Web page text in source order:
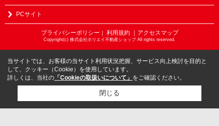
PCサイト
プライバシーポリシー 利用規約 ｜アクセスマップ
Copyright(c) 株式会社ホリエイ不動産ショップ All rights reserved.
当サイトでは、お客様の当サイト利用状況把握、サービス向上検討を目的と
して、クッキー（Cookie）を使用しています。
詳しくは、当社の 「Cookieの取扱いについて」 をご確認ください。
閉じる